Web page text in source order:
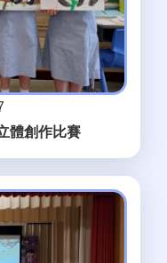
體創作比賽